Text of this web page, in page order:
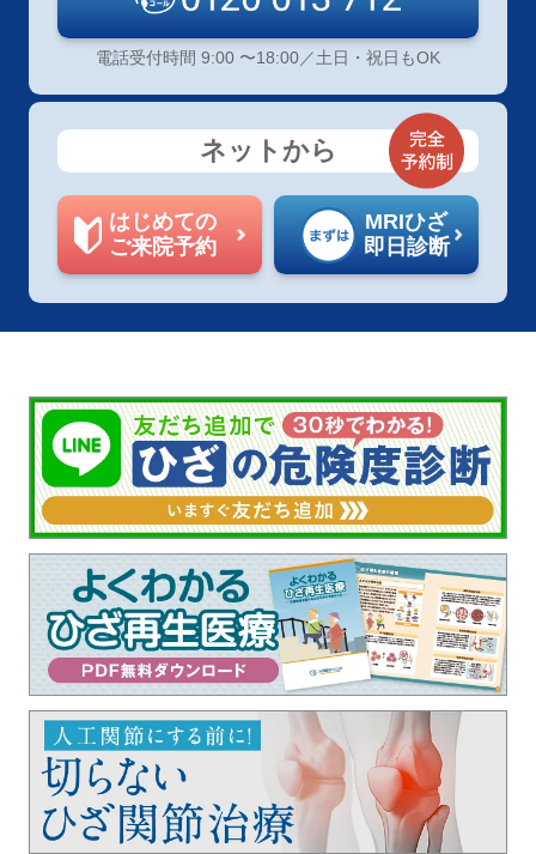
電話受付時間 9:00 〜18:00／土日・祝日もOK
ネットから
はじめての
ご来院予約
MRIひざ
即日診断